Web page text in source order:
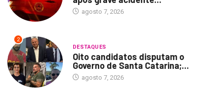
agosto 7, 2026
2
DESTAQUES
Oito candidatos disputam o
Governo de Santa Catarina;...
agosto 7, 2026